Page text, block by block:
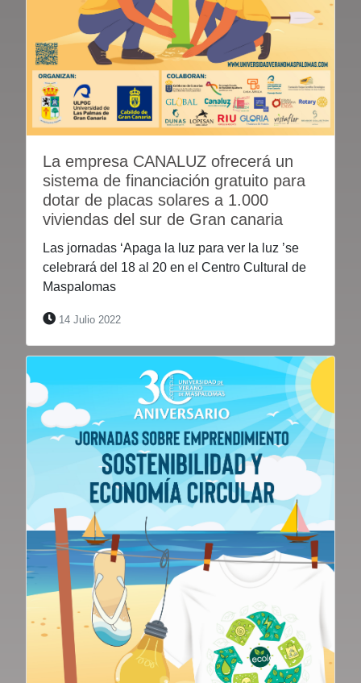
La empresa CANALUZ ofrecerá un
sistema de financiación gratuito para
dotar de placas solares a 1.000
viviendas del sur de Gran canaria
Las jornadas ‘Apaga la luz para ver la luz ’se
celebrará del 18 al 20 en el Centro Cultural de
Maspalomas
14 Julio 2022